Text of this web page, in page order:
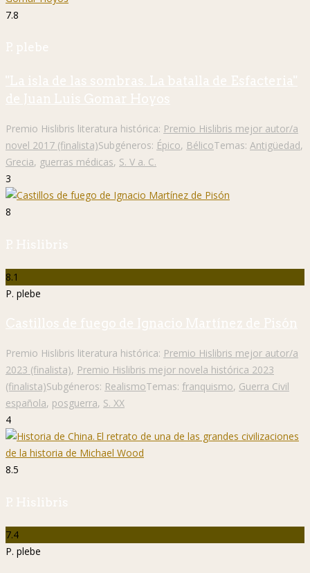
7.8
P. plebe
"La isla de las sombras. La batalla de Esfacteria"
de Juan Luis Gomar Hoyos
Premio Hislibris literatura histórica: Premio Hislibris mejor autor/a
novel 2017 (finalista)Subgéneros: Épico, BélicoTemas: Antigüedad,
Grecia, guerras médicas, S. V a. C.
3
8
P. Hislibris
8.1
P. plebe
Castillos de fuego de Ignacio Martínez de Pisón
Premio Hislibris literatura histórica: Premio Hislibris mejor autor/a
2023 (finalista), Premio Hislibris mejor novela histórica 2023
(finalista)Subgéneros: RealismoTemas: franquismo, Guerra Civil
española, posguerra, S. XX
4
8.5
P. Hislibris
7.4
P. plebe